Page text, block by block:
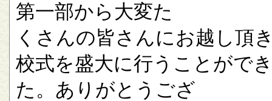
第一部から大変た
くさんの皆さんにお越し頂
校式を盛大に行うことがで
た。ありがとうござ